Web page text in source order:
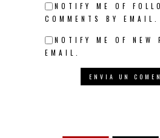
NOTIFY ME OF
COMMENTS BY EMAIL.
NOTIFY ME OF NEW
EMAIL.